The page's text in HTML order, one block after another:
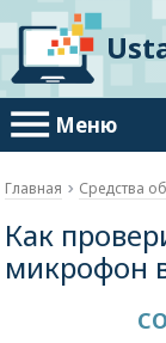
Главная Средства
Как
микрофон
Меню